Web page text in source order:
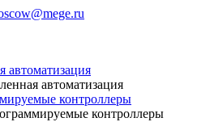
автоматизация
контроллеры
контроллеры